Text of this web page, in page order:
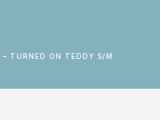
– TURNED ON TEDDY S/M